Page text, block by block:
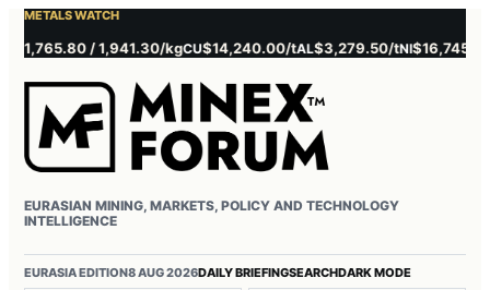
METALS WATCH
/ 1,941.30/kgCU$14,240.00/tAL$3,279.50/tNI$16,745.00/t
EURASIAN MINING, MARKETS, POLICY AND TECHNOLOGY
INTELLIGENCE
EURASIA EDITION8 AUG 2026DAILY BRIEFINGSEARCHDARK MODE
Username or email
Password